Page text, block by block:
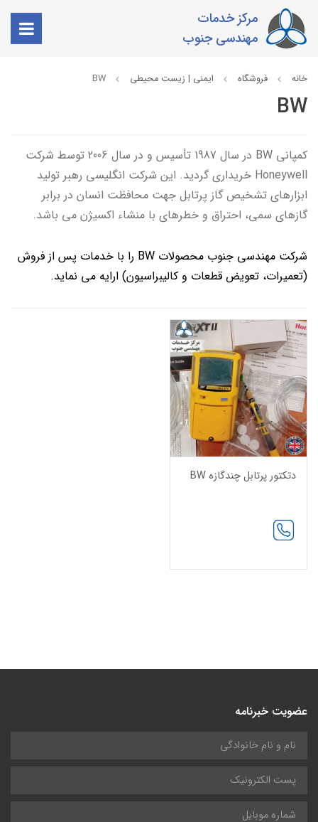
مرکز خدمات
مهندسی جنوب
خانه فروشگاه ایمنی | زیست محیطی BW
BW
کمپانی BW در سال 1987 تأسیس و در سال 2006 توسط شرکت
Honeywell خریداری گردید. این شرکت انگلیسی رهبر تولید
ابزارهای تشخیص گاز پرتابل جهت محافظت انسان در برابر
گازهای سمی، احتراق و خطرهای با منشاء اکسیژن می باشد.
شرکت مهندسی جنوب محصولات BW را با خدمات پس از فروش
(تعمیرات، تعویض قطعات و کالیبراسیون) ارایه می نماید.
دتکتور پرتابل چندگازه BW
عضویت خبرنامه